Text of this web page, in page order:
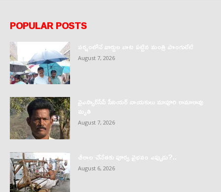
POPULAR POSTS
వర్షంలోనే వార్డుల బాట పట్టిన మంత్రి పొంగులేటి
August 7, 2026
వైఎస్సార్‌సీపీ సీనియర్ నాయకులు మావూరి రామారావు
మృతి
August 7, 2026
చీరాల చేనేతకు పూర్వ వైభవం ఎప్పుడు?..
August 6, 2026